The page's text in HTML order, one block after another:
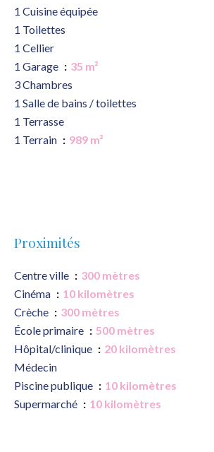
1 Cuisine équipée
1 Toilettes
1 Cellier
1 Garage
35 m²
3 Chambres
1 Salle de bains / toilettes
1 Terrasse
1 Terrain
989 m²
Proximités
Centre ville
300 mètres
Cinéma
10 kilomètres
Crèche
300 mètres
École primaire
500 mètres
Hôpital/clinique
20 kilomètres
Médecin
Piscine publique
10 kilomètres
Supermarché
10 kilomètres